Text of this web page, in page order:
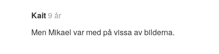
Kait9 år
Men Mikael var med på vissa av bilderna.